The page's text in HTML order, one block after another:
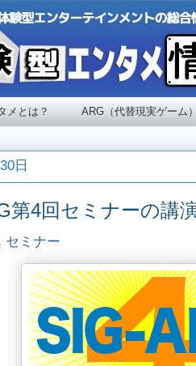
メとは？ ARG（代替現実ゲーム
日
第4回セミナーの講
セミナー